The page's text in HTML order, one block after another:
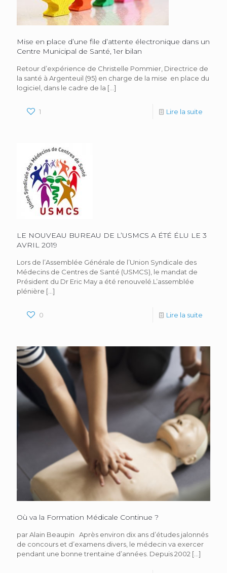
Mise en place d’une file d’attente électronique dans un
Centre Municipal de Santé, 1er bilan
Retour d’expérience de Christelle Pommier, Directrice de
la santé à Argenteuil (95) en charge de la mise en place du
logiciel, dans le cadre de la […]
1 Lire la suite
LE NOUVEAU BUREAU DE L’USMCS A ÉTÉ ÉLU LE 3
AVRIL 2019
Lors de l’Assemblée Générale de l’Union Syndicale des
Médecins de Centres de Santé (USMCS), le mandat de
Président du Dr Eric May a été renouvelé.L’assemblée
plénière […]
0 Lire la suite
Où va la Formation Médicale Continue ?
par Alain Beaupin Après environ dix ans d’études jalonnés
de concours et d’examens divers, le médecin va exercer
pendant une bonne trentaine d’années. Depuis 2002 […]